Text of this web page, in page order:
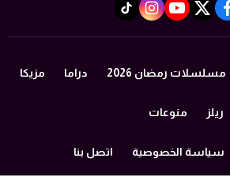
facebook
twitter
youtube
instagram
tiktok
مسلسلات رمضان 2026 دراما مزيكا
ريلز منوعات
سياسة الخصوصية اتصل بنا